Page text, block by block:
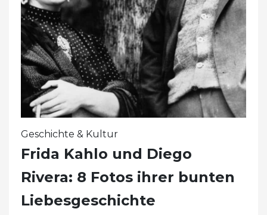
Geschichte & Kultur
Frida Kahlo und Diego
Rivera: 8 Fotos ihrer bunten
Liebesgeschichte